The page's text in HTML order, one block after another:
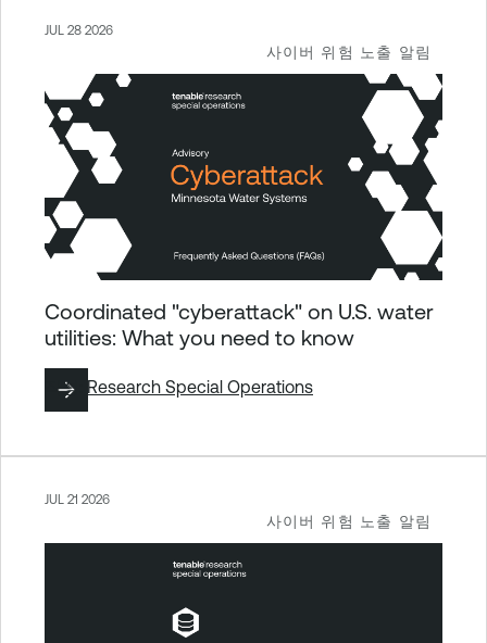
사이버 위험 노출 알림
JUL 28 2026
Coordinated "cyberattack" on U.S. water
utilities: What you need to know
작성: Research Special Operations
사이버 위험 노출 알림
JUL 21 2026